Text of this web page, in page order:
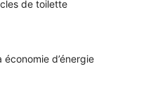
de toilette
d’énergie